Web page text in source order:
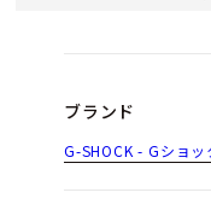
ブランド
G-SHOCK - Gショッ